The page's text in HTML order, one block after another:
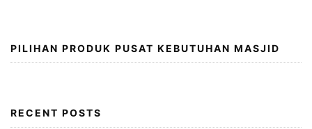
PILIHAN PRODUK PUSAT KEBUTUHAN MASJID
RECENT POSTS